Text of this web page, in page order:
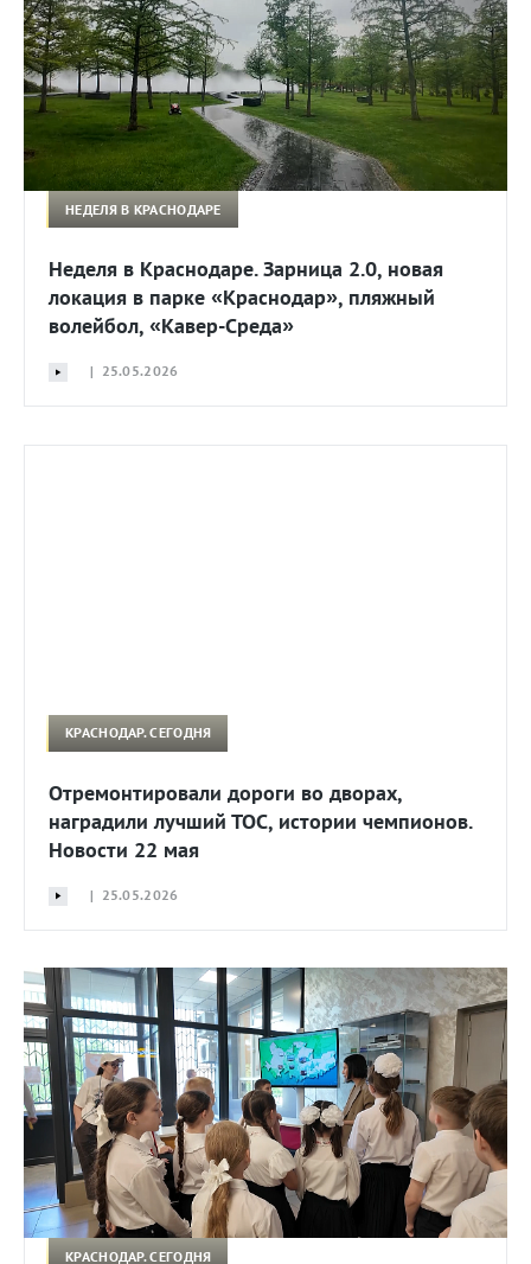
НЕДЕЛЯ В КРАСНОДАРЕ
Неделя в Краснодаре. Зарница 2.0, новая
локация в парке «Краснодар», пляжный
волейбол, «Кавер-Среда»
| 25.05.2026
КРАСНОДАР. СЕГОДНЯ
Отремонтировали дороги во дворах,
наградили лучший ТОС, истории чемпионов.
Новости 22 мая
| 25.05.2026
КРАСНОДАР. СЕГОДНЯ